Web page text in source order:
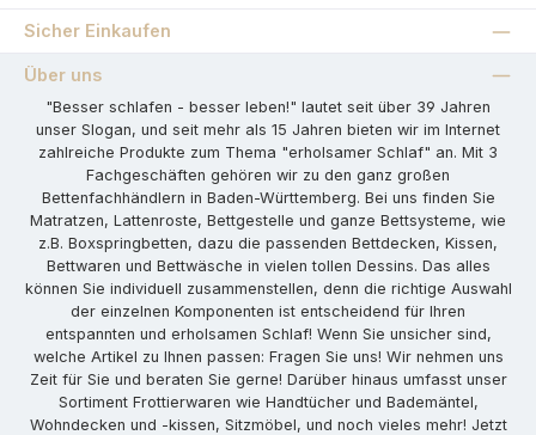
Sicher Einkaufen
Über uns
"Besser schlafen - besser leben!" lautet seit über 39 Jahren
unser Slogan, und seit mehr als 15 Jahren bieten wir im Internet
zahlreiche Produkte zum Thema "erholsamer Schlaf" an. Mit 3
Fachgeschäften gehören wir zu den ganz großen
Bettenfachhändlern in Baden-Württemberg. Bei uns finden Sie
Matratzen, Lattenroste, Bettgestelle und ganze Bettsysteme, wie
z.B. Boxspringbetten, dazu die passenden Bettdecken, Kissen,
Bettwaren und Bettwäsche in vielen tollen Dessins. Das alles
können Sie individuell zusammenstellen, denn die richtige Auswahl
der einzelnen Komponenten ist entscheidend für Ihren
entspannten und erholsamen Schlaf! Wenn Sie unsicher sind,
welche Artikel zu Ihnen passen: Fragen Sie uns! Wir nehmen uns
Zeit für Sie und beraten Sie gerne! Darüber hinaus umfasst unser
Sortiment Frottierwaren wie Handtücher und Bademäntel,
Wohndecken und -kissen, Sitzmöbel, und noch vieles mehr! Jetzt